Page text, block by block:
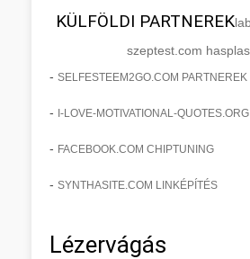
KÜLFÖLDI PARTNEREK
szeptest.com
- SELFESTEEM2GO.COM PARTNEREK
- I-LOVE-MOTIVATIONAL-
- FACEBOOK.COM CHIPTUNING
- SYNTHASITE.COM LINKÉPÍTÉS
Lézervágás